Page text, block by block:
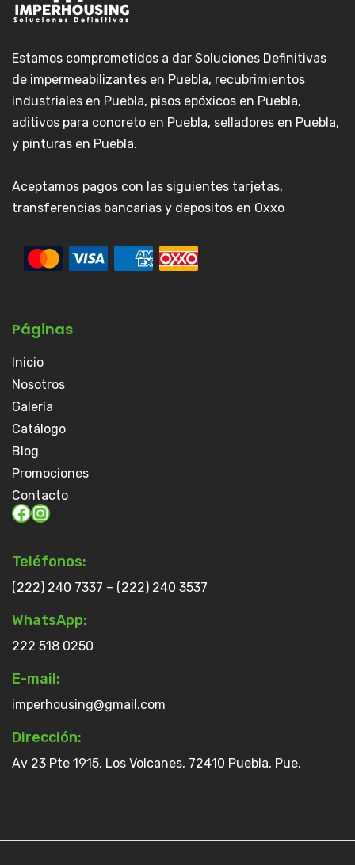
Estamos comprometidos a dar Soluciones Definitivas
de impermeabilizantes en Puebla, recubrimientos
industriales en Puebla, pisos epóxicos en Puebla,
aditivos para concreto en Puebla, selladores en Puebla,
y pinturas en Puebla.
Aceptamos pagos con las siguientes tarjetas,
transferencias bancarias y depositos en Oxxo
Páginas
Inicio
Nosotros
Galería
Catálogo
Blog
Promociones
Contacto
Teléfonos:
(222) 240 7337 – (222) 240 3537
WhatsApp:
222 518 0250
E-mail:
imperhousing@gmail.com
Dirección:
Av 23 Pte 1915, Los Volcanes, 72410 Puebla, Pue.